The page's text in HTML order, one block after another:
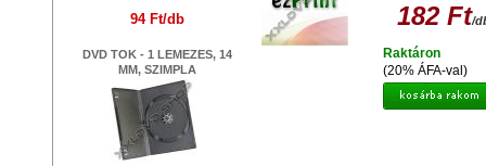
94 Ft/db
DVD TOK - 1 LEMEZES, 14
MM, SZIMPLA
182 Ft/
(20% ÁFA-val)
Raktáron